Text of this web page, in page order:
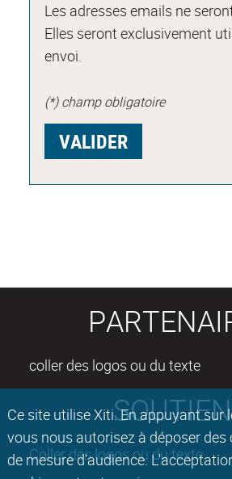
Ce site utilise Xiti. En appuyant sur
vous nous autorisez à déposer des
de mesure d'audience.
Les adresses emails ne
Elles seront exclusivement
envoi.
(*) champ obligatoire
coller des logos ou du texte
Coller des logos ou du texte